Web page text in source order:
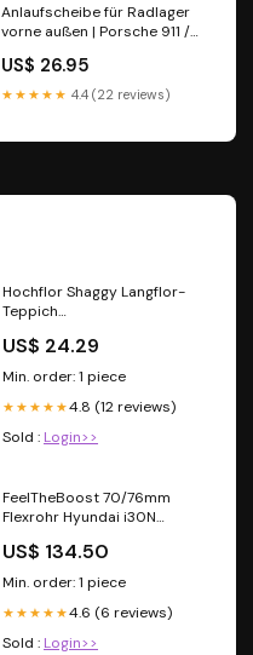
Anlaufscheibe für Radlager
vorne außen | Porsche 911 /
US$ 26.95
★★★★★ 4.4 (22 reviews)
Hochflor Shaggy Langflor-
Teppich
Einfarbig in 14 Farben 101-
OTTO
US$ 24.29
Min. order: 1 piece
★★★★★4.8 (12 reviews)
Sold : Login>>
FeelTheBoost 70/76mm
Flexrohr Hyundai i30N
US$ 134.50
Min. order: 1 piece
★★★★★4.6 (6 reviews)
Sold : Login>>